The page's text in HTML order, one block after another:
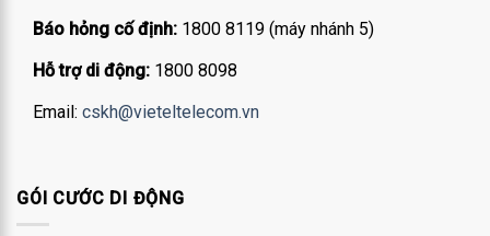
Báo hỏng cố định: 1800 8119 (máy nhánh 5)
Hỗ trợ di động: 1800 8098
Email: cskh@vieteltelecom.vn
GÓI CƯỚC DI ĐỘNG